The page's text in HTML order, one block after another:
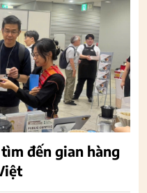
đến gian hàng